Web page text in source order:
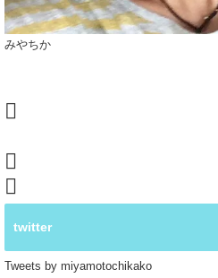
みやちか
twitter
Tweets by miyamotochikako